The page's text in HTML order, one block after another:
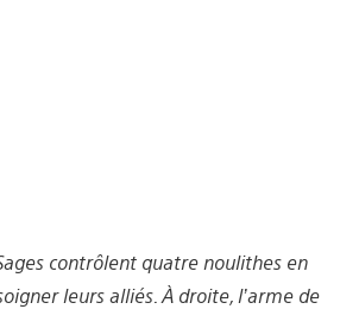
contrôlent quatre noulithes en
leurs alliés. À droite, l’arme de